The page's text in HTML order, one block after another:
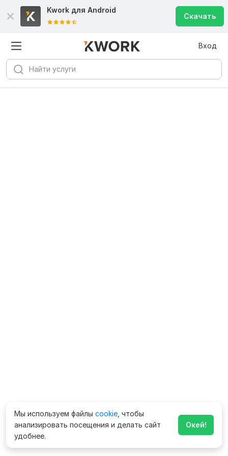
Kwork для Android
Скачать
Вход
Мы используем файлы cookie , чтобы
анализировать посещения и делать сайт
удобнее.
Окей!